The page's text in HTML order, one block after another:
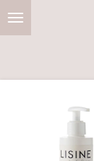
Ga
direct